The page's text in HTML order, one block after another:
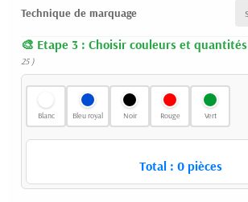
Technique de marquage
Etape 3 : Choisir couleurs et quantités
25 )
Blanc Bleu royal Noir Rouge Vert
Total : 0pièces